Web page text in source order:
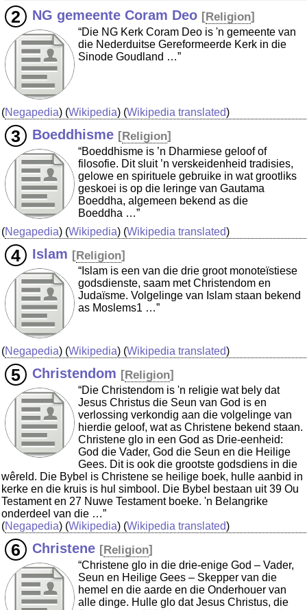
NG gemeente Coram Deo [Religion]
“Die NG Kerk Coram Deo is 'n gemeente van
die Nederduitse Gereformeerde Kerk in die
Sinode Goudland …”
(Negapedia) (Wikipedia) (Wikipedia translated)
Boeddhisme [Religion]
“Boeddhisme is ’n Dharmiese geloof of
filosofie. Dit sluit ’n verskeidenheid tradisies,
gelowe en spirituele gebruike in wat grootliks
geskoei is op die leringe van Gautama
Boeddha, algemeen bekend as die
Boeddha …”
(Negapedia) (Wikipedia) (Wikipedia translated)
Islam [Religion]
“Islam is een van die drie groot monoteïstiese
godsdienste, saam met Christendom en
Judaïsme. Volgelinge van Islam staan bekend
as Moslems1 …”
(Negapedia) (Wikipedia) (Wikipedia translated)
Christendom [Religion]
“Die Christendom is 'n religie wat bely dat
Jesus Christus die Seun van God is en
verlossing verkondig aan die volgelinge van
hierdie geloof, wat as Christene bekend staan.
Christene glo in een God as Drie-eenheid:
God die Vader, God die Seun en die Heilige
Gees. Dit is ook die grootste godsdiens in die
wêreld. Die Bybel is Christene se heilige boek, hulle aanbid in
kerke en die kruis is hul simbool. Die Bybel bestaan uit 39 Ou
Testament en 27 Nuwe Testament boeke. 'n Belangrike
onderdeel van die …”
(Negapedia) (Wikipedia) (Wikipedia translated)
Christene [Religion]
“Christene glo in die drie-enige God – Vader,
Seun en Heilige Gees – Skepper van die
hemel en die aarde en die Onderhouer van
alle dinge. Hulle glo dat Jesus Christus, die